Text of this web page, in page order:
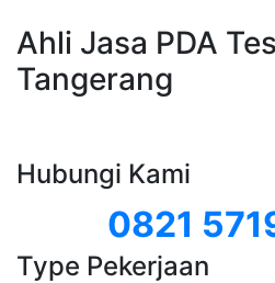
Ahli Jasa PDA
Tangerang
Hubungi Kami
0821
Type Pekerjaan